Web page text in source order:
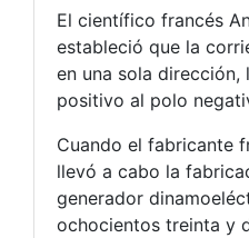
El científico francés
estableció que la
en una sola
positivo al polo
Cuando el fabricante
llevó a cabo la
generador
ochocientos treinta y